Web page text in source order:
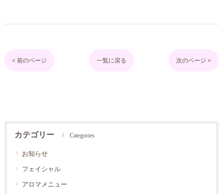
< 前のページ 一覧に戻る 次のページ >
カテゴリー Categories
お知らせ
フェイシャル
アロマメニュー